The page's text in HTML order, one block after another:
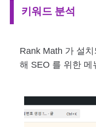
키워드 분석
Rank Math 가 설
해 SEO 를 위한 메